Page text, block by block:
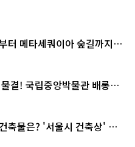
터 메타세쿼이아 숲길까지…
결! 국립중앙박물관 배롱나
축물은? '서울시 건축상' 수